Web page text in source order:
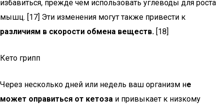
избавиться, прежде чем использовать углеводы для роста
мышц. [17] Эти изменения могут также привести к
различиям в скорости обмена веществ. [18]
Кето грипп
Через несколько дней или недель ваш организм не
может оправиться от кетоза и привыкает к низкому